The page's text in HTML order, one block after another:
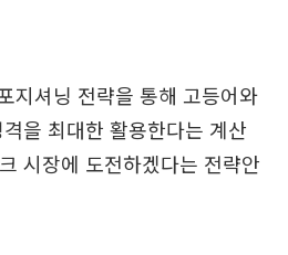
지셔닝 전략을 통해 고등어와
을 최대한 활용한다는 계산
시장에 도전하겠다는 전략안